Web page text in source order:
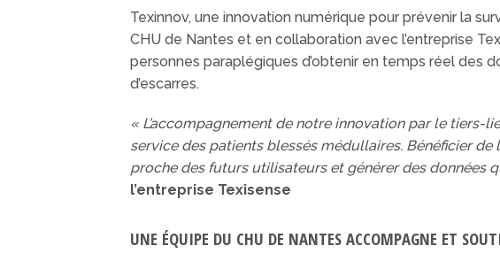
Texinnov, une innovation numérique pour prévenir la
CHU de Nantes et en collaboration avec l’entreprise
personnes paraplégiques d’obtenir en temps réel des
d’escarres.
« L’accompagnement de notre innovation par le tiers-
service des patients blessés médullaires. Bénéficier
proche des futurs utilisateurs et générer des données
l’entreprise Texisense
UNE ÉQUIPE DU CHU DE NANTES ACCOMPAGNE ET